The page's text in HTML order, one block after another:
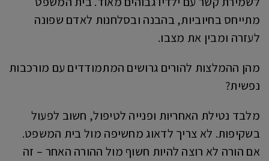
מתייחס בחיוביות, בהבנה ובסלחנות לאדם שפונה
לעזרה ומבין את מצבו.
מהן ההמלצות להורים גרושים המתמודדים עם מורכבות
נפשית?
מלבד נטילת האחריות ופנייה לטיפול, חשוב לפעול
בשקיפות. לא צריך לדאוג מחשיפה מול בית המשפט.
אם הורה לא רוצה להיות חשוף מול ההורה האחר – זה